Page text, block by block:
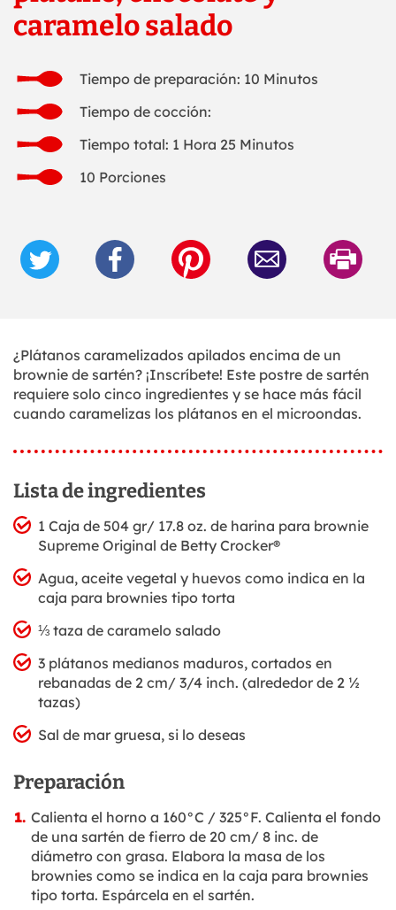
caramelo salado
Tiempo de preparación: 10 Minutos
Tiempo de cocción:
Tiempo total: 1 Hora 25 Minutos
10 Porciones
¿Plátanos caramelizados apilados encima de un
brownie de sartén? ¡Inscríbete! Este postre de sartén
requiere solo cinco ingredientes y se hace más fácil
cuando caramelizas los plátanos en el microondas.
Lista de ingredientes
1 Caja de 504 gr/ 17.8 oz. de harina para brownie
Supreme Original de Betty Crocker®
Agua, aceite vegetal y huevos como indica en la
caja para brownies tipo torta
⅓ taza de caramelo salado
3 plátanos medianos maduros, cortados en
rebanadas de 2 cm/ 3/4 inch. (alrededor de 2 ½
tazas)
Sal de mar gruesa, si lo deseas
Preparación
Calienta el horno a 160°C / 325°F. Calienta el fondo
de una sartén de fierro de 20 cm/ 8 inc. de
diámetro con grasa. Elabora la masa de los
brownies como se indica en la caja para brownies
tipo torta. Espárcela en el sartén.